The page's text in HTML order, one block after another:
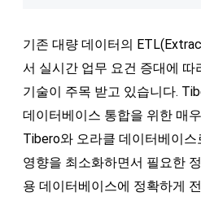
기존 대량 데이터의
서 실시간 업무 요건 증대에 따
기술이 주목 받고 있습니다.
데이터베이스 통합을 위한 매
Tibero와 오라클 데이터베이
영향을 최소화하면서 필요한
용 데이터베이스에 정확하게